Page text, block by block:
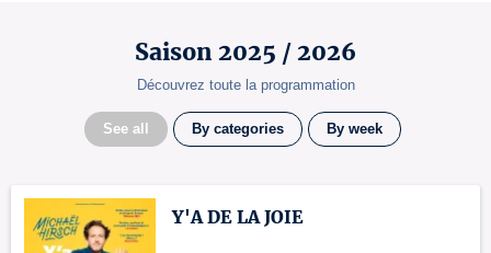
Saison 2025 / 2026
Découvrez toute la programmation
See all By categories By week
Y'A DE LA JOIE